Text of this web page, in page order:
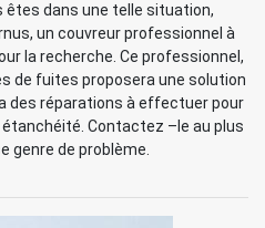
êtes dans une telle situation,
un couvreur professionnel à
la recherche. Ce professionnel,
de fuites proposera une solution
des réparations à effectuer pour
Contactez –le au plus
genre de problème.